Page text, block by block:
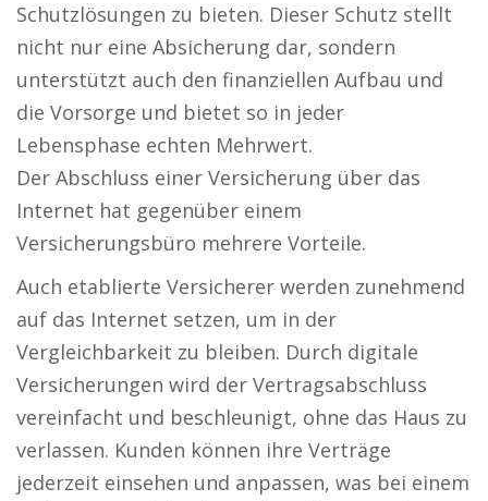
Schutzlösungen zu bieten. Dieser Schutz stellt
nicht nur eine Absicherung dar, sondern
unterstützt auch den finanziellen Aufbau und
die Vorsorge und bietet so in jeder
Lebensphase echten Mehrwert.
Der Abschluss einer Versicherung über das
Internet hat gegenüber einem
Versicherungsbüro mehrere Vorteile.
Auch etablierte Versicherer werden zunehmend
auf das Internet setzen, um in der
Vergleichbarkeit zu bleiben. Durch digitale
Versicherungen wird der Vertragsabschluss
vereinfacht und beschleunigt, ohne das Haus zu
verlassen. Kunden können ihre Verträge
jederzeit einsehen und anpassen, was bei einem